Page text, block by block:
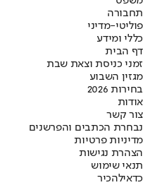
תחבורה
פוליטי-מדיני
כללי ומידע
דף הבית
זמני כניסת וצאת שבת
מגזין השבוע
בחירות 2026
אודות
צור קשר
נבחרת הכתבים והפרשנים
מדיניות פרטיות
הצהרת נגישות
תנאי שימוש
כדאילהכיר